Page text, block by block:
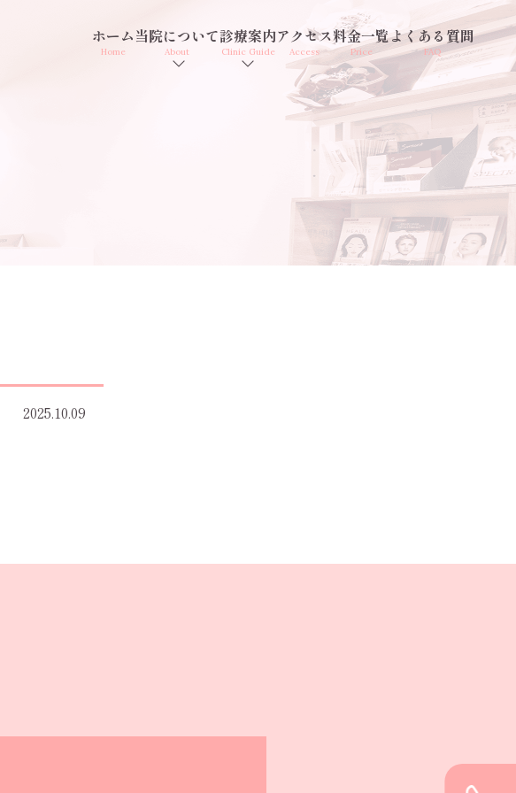
ホーム
Home
当院について
About
診療案内
Clinic Guide
アクセス
Access
料金一覧
Price
よくある質問
FAQ
2025.10.09